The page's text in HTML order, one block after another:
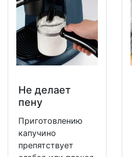
Не делает
пену
Приготовлению
капучино
препятствует